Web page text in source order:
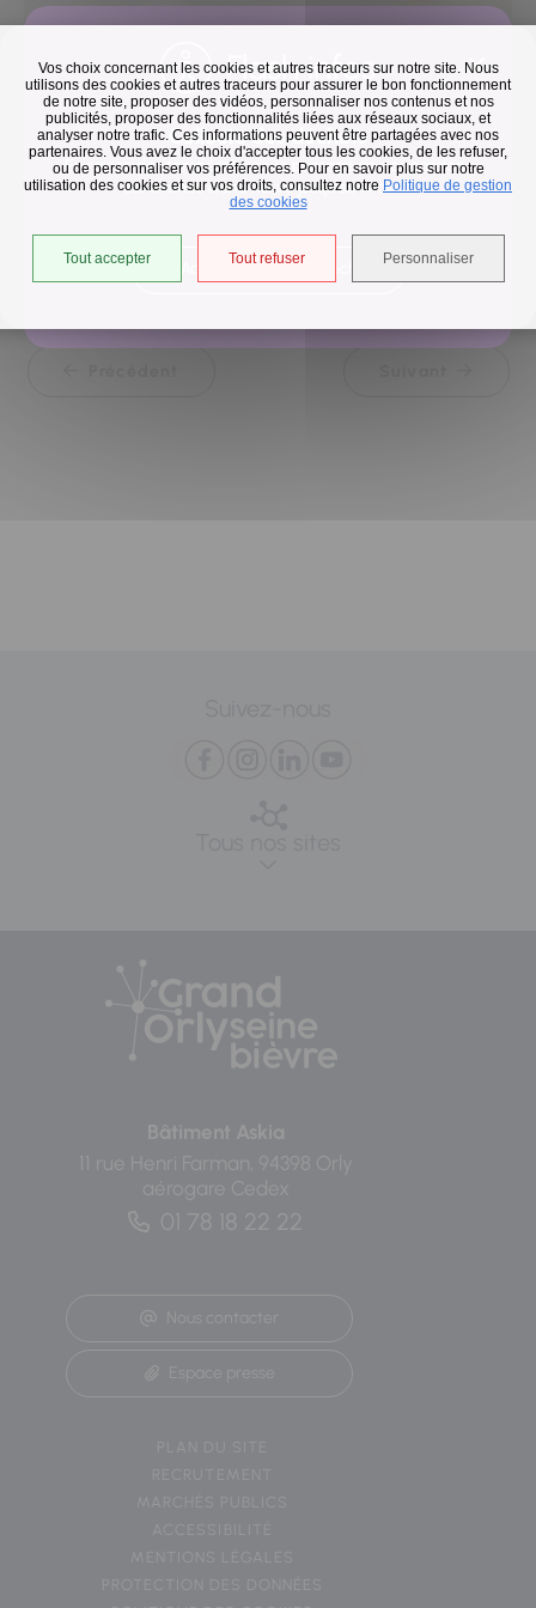
Vos choix concernant les cookies et autres traceurs sur notre site. Nous
utilisons des cookies et autres traceurs pour assurer le bon fonctionnement
de notre site, proposer des vidéos, personnaliser nos contenus et nos
publicités, proposer des fonctionnalités liées aux réseaux sociaux, et
analyser notre trafic. Ces informations peuvent être partagées avec nos
partenaires. Vous avez le choix d'accepter tous les cookies, de les refuser,
ou de personnaliser vos préférences. Pour en savoir plus sur notre
utilisation des cookies et sur vos droits, consultez notre Politique de gestion
des cookies
Tout accepter Tout refuser Personnaliser
Flash infos
Collecte des déchets
En raison des températures, le passage de nos camions
est avancé d'une heure jusqu'au 14 août.
Accéder à l'univers déchets
©OpenStreetMapcontributeurs.
50 m
Bâtiment Askia
11 rue Henri Farman, 94398 Orly
aérogare Cedex
01 78 18 22 22
Nous contacter
Espace presse
PLAN DU SITE
RECRUTEMENT
MARCHÉS PUBLICS
ACCESSIBILITÉ
MENTIONS LÉGALES